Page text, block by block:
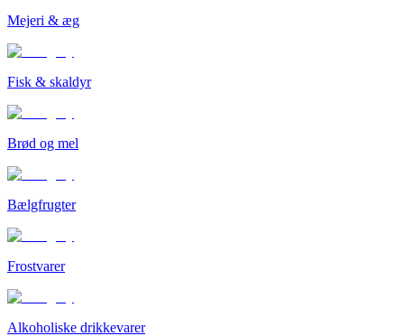
Mejeri & æg
Fisk & skaldyr
Brød og mel
Bælgfrugter
Frostvarer
Alkoholiske drikkevarer